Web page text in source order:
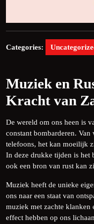
Categories:
Muziek en
Kracht van
De wereld om ons heen is
constant bombarderen.
telefoons, het kan moeilijk
In deze drukke tijden is het
ook een bron van rust kan
Muziek heeft de unieke
ons naar een staat van
muziek met zachte klanken
effect hebben op ons